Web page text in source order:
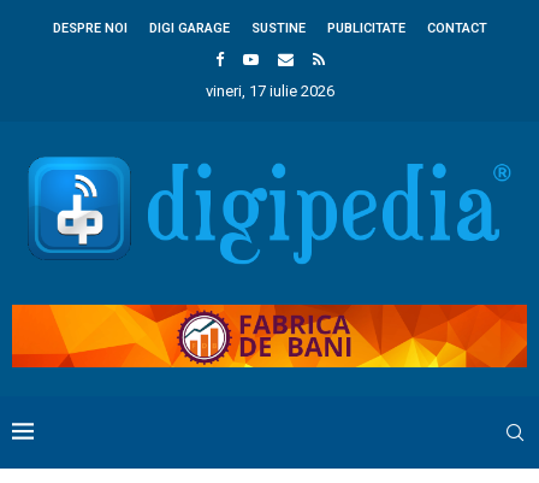
DESPRE NOI DIGI GARAGE SUSTINE PUBLICITATE CONTACT
vineri, 17 iulie 2026